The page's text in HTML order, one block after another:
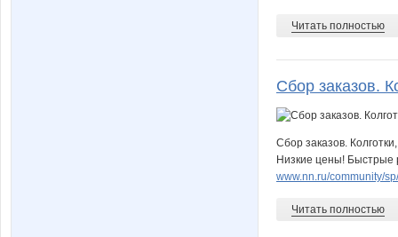
Читать полностью
Сбор заказов.
Сбор заказов.
Низкие цены! Быстрые
www.nn.ru/community/
Читать полностью